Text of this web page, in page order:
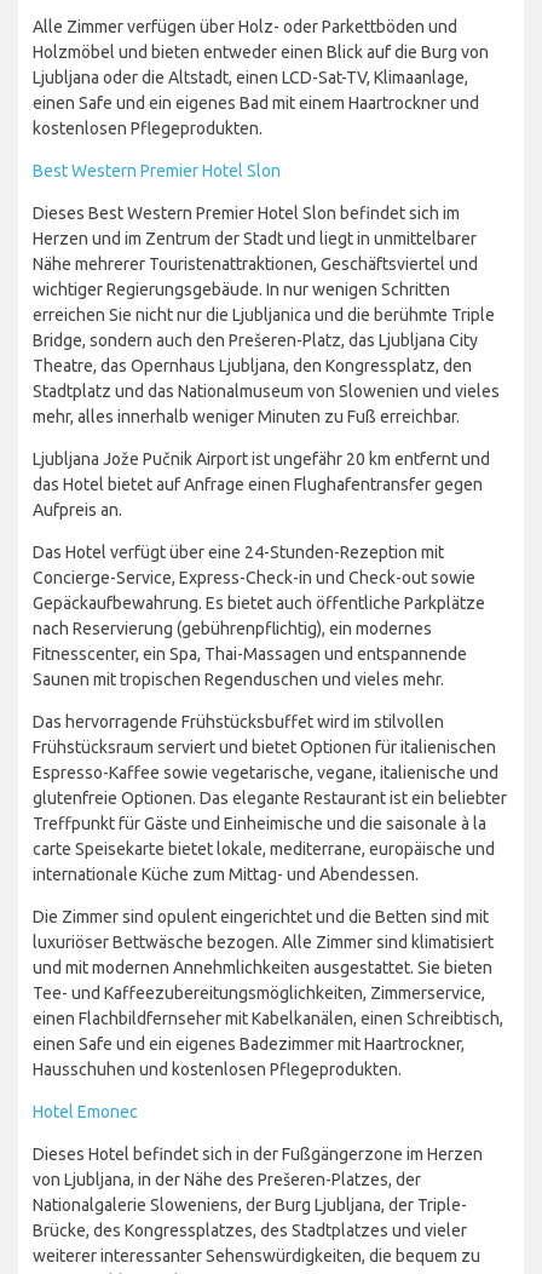
Alle Zimmer verfügen über Holz- oder Parkettböden und
Holzmöbel und bieten entweder einen Blick auf die Burg von
Ljubljana oder die Altstadt, einen LCD-Sat-TV, Klimaanlage,
einen Safe und ein eigenes Bad mit einem Haartrockner und
kostenlosen Pflegeprodukten.
Best Western Premier Hotel Slon
Dieses Best Western Premier Hotel Slon befindet sich im
Herzen und im Zentrum der Stadt und liegt in unmittelbarer
Nähe mehrerer Touristenattraktionen, Geschäftsviertel und
wichtiger Regierungsgebäude. In nur wenigen Schritten
erreichen Sie nicht nur die Ljubljanica und die berühmte Triple
Bridge, sondern auch den Prešeren-Platz, das Ljubljana City
Theatre, das Opernhaus Ljubljana, den Kongressplatz, den
Stadtplatz und das Nationalmuseum von Slowenien und vieles
mehr, alles innerhalb weniger Minuten zu Fuß erreichbar.
Ljubljana Jože Pučnik Airport ist ungefähr 20 km entfernt und
das Hotel bietet auf Anfrage einen Flughafentransfer gegen
Aufpreis an.
Das Hotel verfügt über eine 24-Stunden-Rezeption mit
Concierge-Service, Express-Check-in und Check-out sowie
Gepäckaufbewahrung. Es bietet auch öffentliche Parkplätze
nach Reservierung (gebührenpflichtig), ein modernes
Fitnesscenter, ein Spa, Thai-Massagen und entspannende
Saunen mit tropischen Regenduschen und vieles mehr.
Das hervorragende Frühstücksbuffet wird im stilvollen
Frühstücksraum serviert und bietet Optionen für italienischen
Espresso-Kaffee sowie vegetarische, vegane, italienische und
glutenfreie Optionen. Das elegante Restaurant ist ein beliebter
Treffpunkt für Gäste und Einheimische und die saisonale à la
carte Speisekarte bietet lokale, mediterrane, europäische und
internationale Küche zum Mittag- und Abendessen.
Die Zimmer sind opulent eingerichtet und die Betten sind mit
luxuriöser Bettwäsche bezogen. Alle Zimmer sind klimatisiert
und mit modernen Annehmlichkeiten ausgestattet. Sie bieten
Tee- und Kaffeezubereitungsmöglichkeiten, Zimmerservice,
einen Flachbildfernseher mit Kabelkanälen, einen Schreibtisch,
einen Safe und ein eigenes Badezimmer mit Haartrockner,
Hausschuhen und kostenlosen Pflegeprodukten.
Hotel Emonec
Dieses Hotel befindet sich in der Fußgängerzone im Herzen
von Ljubljana, in der Nähe des Prešeren-Platzes, der
Nationalgalerie Sloweniens, der Burg Ljubljana, der Triple-
Brücke, des Kongressplatzes, des Stadtplatzes und vieler
weiterer interessanter Sehenswürdigkeiten, die bequem zu